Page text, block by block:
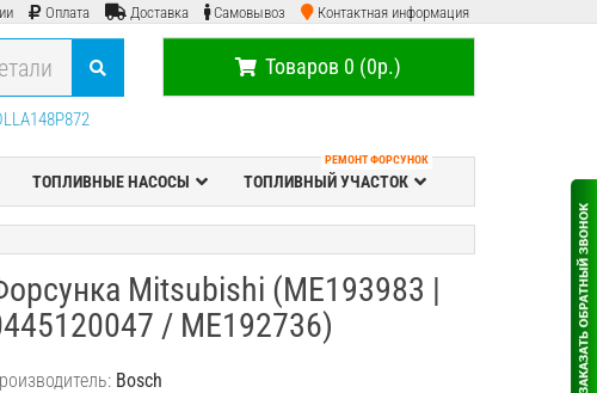
Оплата Доставка Самовывоз Контактная информация
Товаров 0 (0р.)
ТОПЛИВНЫЕ НАСОСЫ
РЕМОНТ ФОРСУНОК
ТОПЛИВНЫЙ УЧАСТОК
Mitsubishi (ME193983 |
/ ME192736)
Bosch